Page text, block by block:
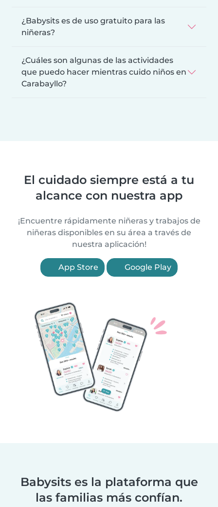
¿Babysits es de uso gratuito para las
niñeras?
¿Cuáles son algunas de las actividades
que puedo hacer mientras cuido niños en
Carabayllo?
El cuidado siempre está a tu
alcance con nuestra app
¡Encuentre rápidamente niñeras y trabajos de
niñeras disponibles en su área a través de
nuestra aplicación!
App Store Google Play
Babysits es la plataforma que
las familias más confían.